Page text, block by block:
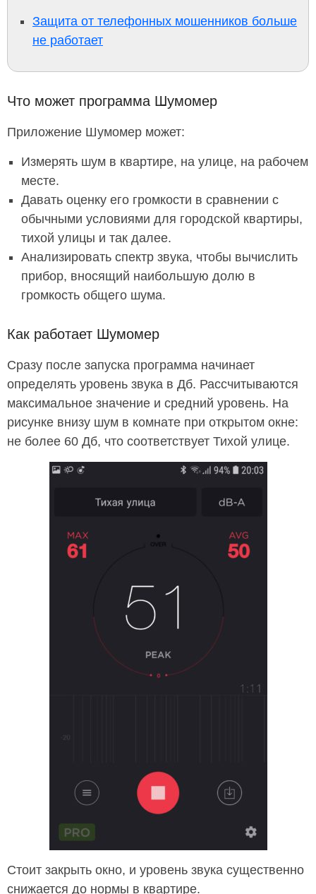
Защита от телефонных мошенников больше
не работает
Что может программа Шумомер
Приложение Шумомер может:
Измерять шум в квартире, на улице, на рабочем
месте.
Давать оценку его громкости в сравнении с
обычными условиями для городской квартиры,
тихой улицы и так далее.
Анализировать спектр звука, чтобы вычислить
прибор, вносящий наибольшую долю в
громкость общего шума.
Как работает Шумомер
Сразу после запуска программа начинает
определять уровень звука в Дб. Рассчитываются
максимальное значение и средний уровень. На
рисунке внизу шум в комнате при открытом окне:
не более 60 Дб, что соответствует Тихой улице.
Стоит закрыть окно, и уровень звука существенно
снижается до нормы в квартире.